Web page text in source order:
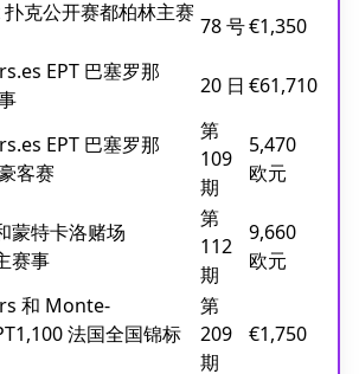
克公开赛都柏林主赛
78 号€1,350
EPT 巴塞罗那
20 日 €61,710
EPT 巴塞罗那
客赛
第
109
期
5,470
欧元
蒙特卡洛赌场
赛事
第
112
期
9,660
欧元
和 Monte-
法国全国锦标
第
209
期
€1,750